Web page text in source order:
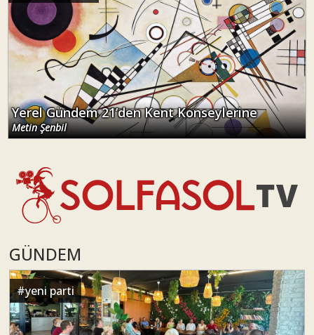
Yerel Gündem 21’den Kent Konseylerine
Metin Şenbil
GÜNDEM
#yeni parti